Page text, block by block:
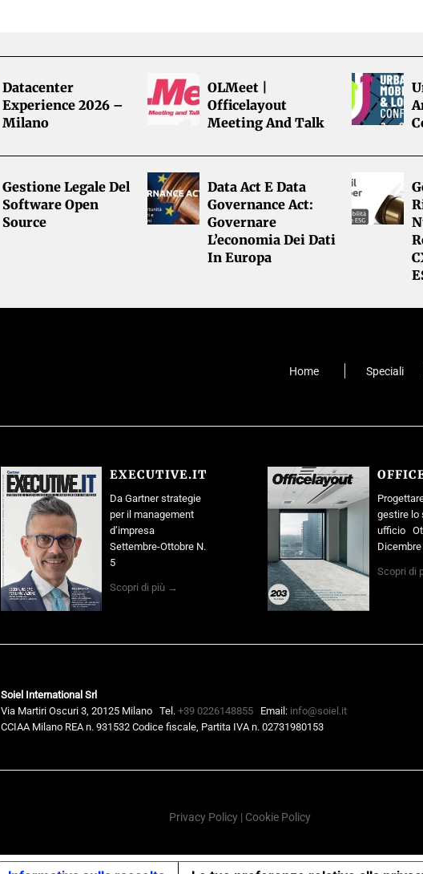
Datacenter
Experience 2026 –
Milano
OLMeet |
Officelayout
Meeting And Talk
Gestione Legale Del
Software Open
Source
Data Act E Data
Governance Act:
Governare
L’economia Dei Dati
In Europa
Home Speciali
EXECUTIVE.IT
Da Gartner strategie
per il management
d’impresa
Settembre-Ottobre N.
5
Scopri di più →
gestire lo
ufficio
Dicembre
Scopri di
Soiel International Srl
Via Martiri Oscuri 3, 20125 MilanoTel. +39 0226148855Email: info@soiel.it
CCIAA Milano REA n. 931532 Codice fiscale, Partita IVA n. 02731980153
Privacy Policy| Cookie Policy